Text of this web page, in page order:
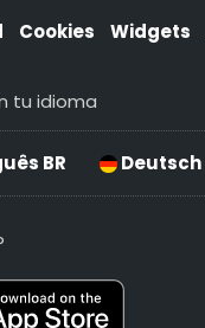
Cookies Widgets
tu idioma
BR Deutsch